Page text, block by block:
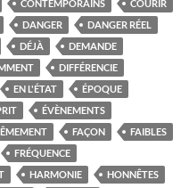
CONTEMPORAINS
COURIR
DANGER
DANGER RÉEL
DÉJÀ
DEMANDE
DIFFÉRENCIE
EN L'ÉTAT
ÉPOQUE
ÉVÈNEMENTS
FAÇON
FAIBLES
FRÉQUENCE
HARMONIE
HONNÊTES